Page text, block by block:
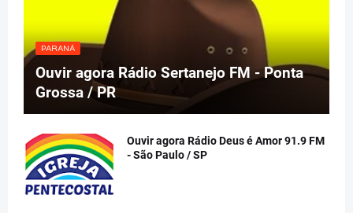
PARANÁ
Ouvir agora Rádio Sertanejo FM - Ponta
Grossa / PR
Ouvir agora Rádio Deus é Amor 91.9 FM
- São Paulo / SP